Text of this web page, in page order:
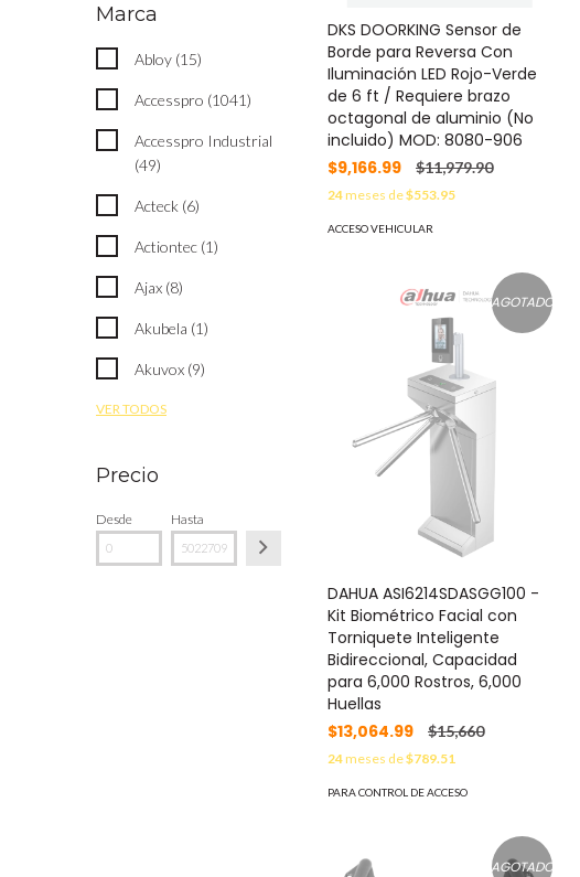
Marca
Abloy (15)
Accesspro (1041)
Accesspro Industrial
(49)
Acteck (6)
Actiontec (1)
Ajax (8)
Akubela (1)
Akuvox (9)
VER TODOS
Precio
Desde Hasta
DKS DOORKING Sensor de
Borde para Reversa Con
Iluminación LED Rojo-Verde
de 6 ft / Requiere brazo
octagonal de aluminio (No
incluido) MOD: 8080-906
$9,166.99
$11,979.90
24meses de$553.95
ACCESO VEHICULAR
AGOTADO
DAHUA ASI6214SDASGG100 -
Kit Biométrico Facial con
Torniquete Inteligente
Bidireccional, Capacidad
para 6,000 Rostros, 6,000
Huellas
$13,064.99
$15,660
24meses de$789.51
PARA CONTROL DE ACCESO
AGOTADO